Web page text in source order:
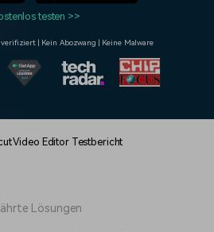
Meisterkurs
fortgeschrittene
Videobearbeitungsfähigkeiten
Erfahren Sie, wie Sie einen
Bewertungen
Affiliate-Programm
Anmelden
testen >>
verifiziert | Kein Abozwang | Keine Malware
Video Editor Testbericht
Lösungen